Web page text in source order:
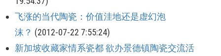
飞涨的当代陶瓷：价值洼地还是虚幻泡
沫？ (2012-07-22 7:55:24)
新加坡收藏家情系瓷都 欲办景德镇陶瓷交流活